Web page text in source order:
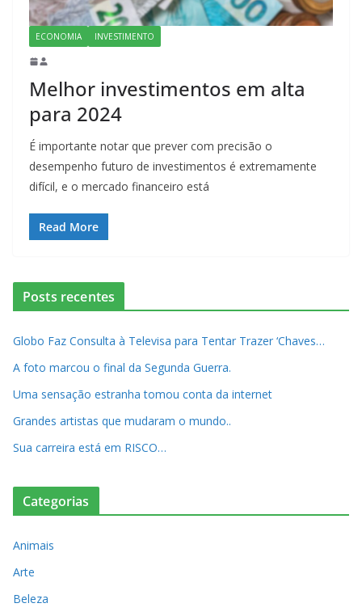
ECONOMIA INVESTIMENTO
Melhor investimentos em alta
para 2024
É importante notar que prever com precisão o
desempenho futuro de investimentos é extremamente
difícil, e o mercado financeiro está
Read More
Posts recentes
Globo Faz Consulta à Televisa para Tentar Trazer ‘Chaves…
A foto marcou o final da Segunda Guerra.
Uma sensação estranha tomou conta da internet
Grandes artistas que mudaram o mundo..
Sua carreira está em RISCO…
Categorias
Animais
Arte
Beleza